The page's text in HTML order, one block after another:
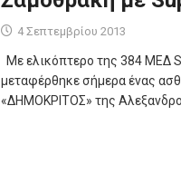
4 Σεπτεμβρίου 2013
Με ελικόπτερο της 384 ΜΕΔ
μεταφέρθηκε σήμερα ένας
«ΔΗΜΟΚΡΙΤΟΣ» της